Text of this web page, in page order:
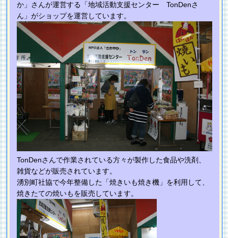
か」さんが運営する「地域活動支援センター TonDenさ
ん」がショップを運営しています。
TonDenさんで作業されている方々が製作した食品や洗剤、
雑貨などが販売されています。
湧別町社協で今年整備した「焼きいも焼き機」を利用して、
焼きたての焼いもを販売しています。